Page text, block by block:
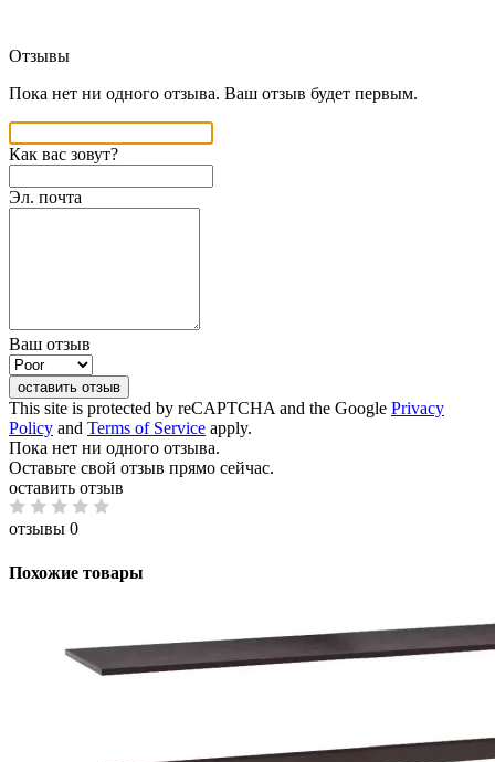
Отзывы
Пока нет ни одного отзыва. Ваш отзыв будет первым.
Как вас зовут?
Эл. почта
Ваш отзыв
оставить отзыв
This site is protected by reCAPTCHA and the Google Privacy
Policy and Terms of Service apply.
Пока нет ни одного отзыва.
Оставьте свой отзыв прямо сейчас.
оставить отзыв
отзывы 0
Похожие товары